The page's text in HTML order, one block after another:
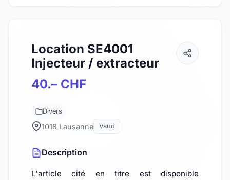
Location SE4001
Injecteur / extracteur
40.– CHF
Divers
1018 Lausanne Vaud
Description
L'article cité en titre est disponible